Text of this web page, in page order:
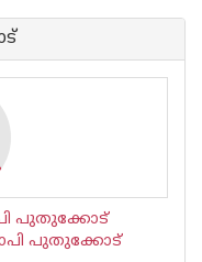
പുതുക്കോട്
പുതുക്കോട്